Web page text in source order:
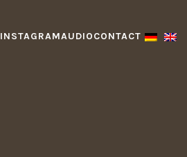
INSTAGRAMAUDIOCONTACT